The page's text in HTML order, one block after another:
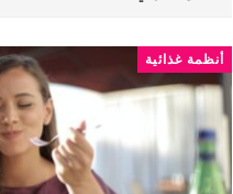
أنظمة غذائية